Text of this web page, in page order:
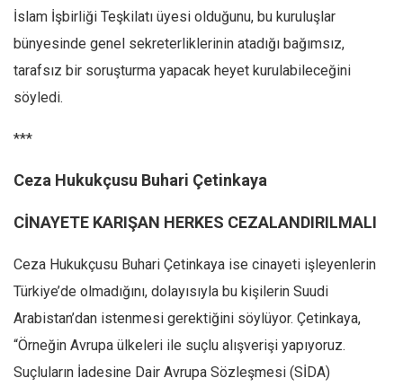
İslam Dünyası
Düşünce
Dosyalar
İslam İşbirliği Teşkilatı üyesi olduğunu, bu kuruluşlar
bünyesinde genel sekreterliklerinin atadığı bağımsız,
tarafsız bir soruşturma yapacak heyet kurulabileceğini
söyledi.
***
Ceza Hukukçusu Buhari Çetinkaya
CİNAYETE KARIŞAN HERKES CEZALANDIRILMALI
Ceza Hukukçusu Buhari Çetinkaya ise cinayeti işleyenlerin
Türkiye’de olmadığını, dolayısıyla bu kişilerin Suudi
Arabistan’dan istenmesi gerektiğini söylüyor. Çetinkaya,
“Örneğin Avrupa ülkeleri ile suçlu alışverişi yapıyoruz.
Suçluların İadesine Dair Avrupa Sözleşmesi (SİDA)